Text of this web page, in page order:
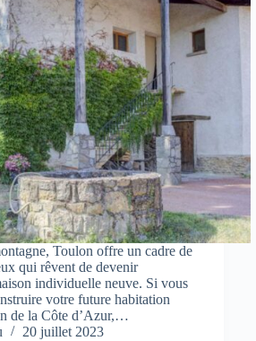
Toulon offre un cadre de
qui rêvent de devenir
individuelle neuve. Si vous
votre future habitation
de la Côte d’Azur,…
20 juillet 2023